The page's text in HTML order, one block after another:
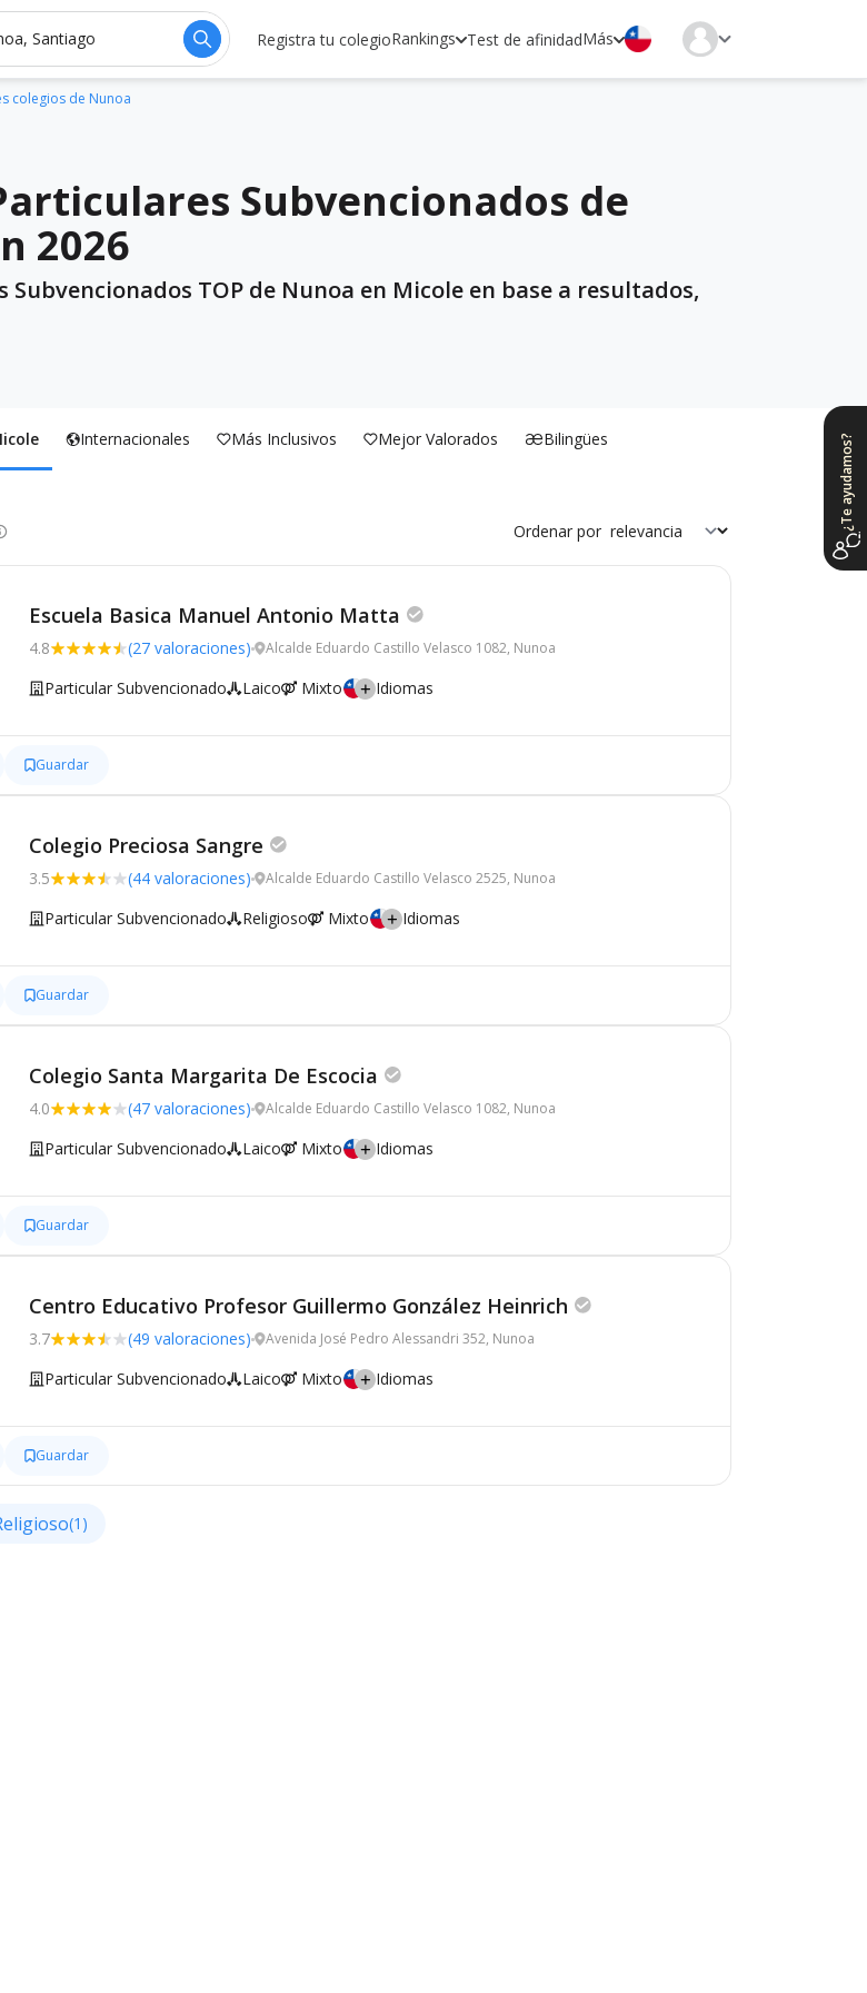
Registra tu colegioRankings Test de afinidadMás
colegios de Nunoa
Subvencionados de
2026
TOP de Nunoa en Micole en base a resultados,
Internacionales Más Inclusivos Mejor Valorados Bilingües
Ordenar por
Escuela Basica Manuel Antonio Matta
4.8 (27 valoraciones) Alcalde Eduardo Castillo Velasco 1082, Nunoa
Particular Subvencionado Laico Mixto Idiomas
Guardar
Colegio Preciosa Sangre
3.5 (44 valoraciones) Alcalde Eduardo Castillo Velasco 2525, Nunoa
Particular Subvencionado Religioso Mixto Idiomas
Guardar
Colegio Santa Margarita De Escocia
4.0 (47 valoraciones) Alcalde Eduardo Castillo Velasco 1082, Nunoa
Particular Subvencionado Laico Mixto Idiomas
Guardar
Centro Educativo Profesor Guillermo González Heinrich
3.7 (49 valoraciones) Avenida José Pedro Alessandri 352, Nunoa
Particular Subvencionado Laico Mixto Idiomas
Guardar
(1)
¿Te ayudamos?